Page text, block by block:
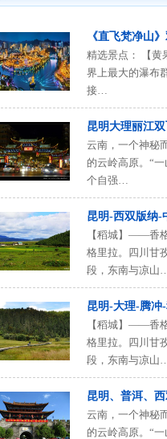
《直飞梵净山
精选景点： 【
界上最大的瀑布
接…
昆明大理丽江
云南，一个神秘
的云岭高原。“
个自强…
昆明-西双版纳-
【稻城】——香
格里拉。四川甘
段，东南与凉山
昆明-大理-腾冲
【稻城】——香
格里拉。四川甘
段，东南与凉山
昆明、普洱、
云南，一个神秘
的云岭高原。“